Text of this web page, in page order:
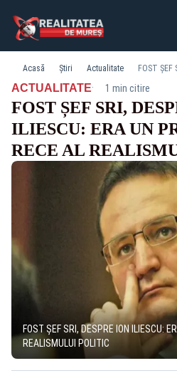
Acasă Știri Actualitate
ACTUALITATE· 1 min citire
FOST ȘEF SRI,
ILIESCU: ERA UN
RECE AL
FOST ȘEF SRI, DESPRE ION ILIESCU:
REALISMULUI POLITIC